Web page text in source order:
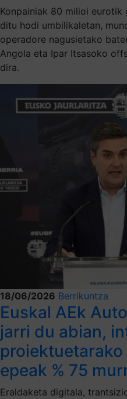
Konpainiak 80 milioi eurotik
ditu hodi umbilikaletan,
operadore nagusietako
Angola eta Ipar Itsasoko
dira.
18/06/2026 Berrikuntza
Euskal AEk
jarri du abian,
epeak % 75
Eraldaketa digitala,